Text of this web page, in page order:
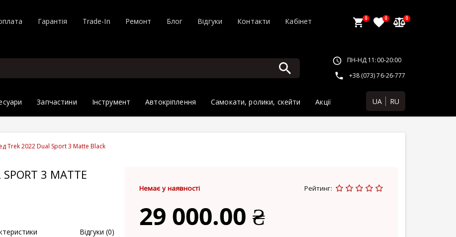
Гарантія Trade-In Ремонт Блог Відгуки Контакти Кабінет 0 0 0
ПН-НД 11:00-20:00
+38 (073) 76-26-777
Запчастини Інструмент Автокріплення Самокати, ролики, скейти Акції UA RU
Trek 2022 Dual Sport 3 Matte Black
3 MATTE
Відгуки (0)
Немає у наявності Рейтинг:
29 000.00 ₴